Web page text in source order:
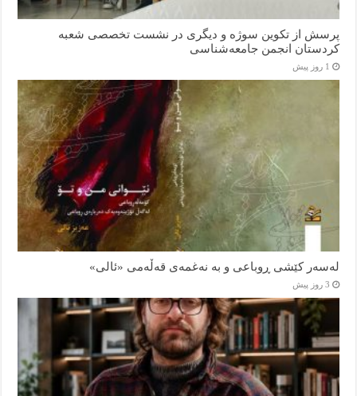
پرسش از تکوین سوژه و دیگری در نشست تخصصی شعبه
کردستان انجمن جامعه‌شناسی
1 روز پیش
لەسەر کێشی ڕوباعی و به نەغمەی قەڵەمی «ئالی»
3 روز پیش